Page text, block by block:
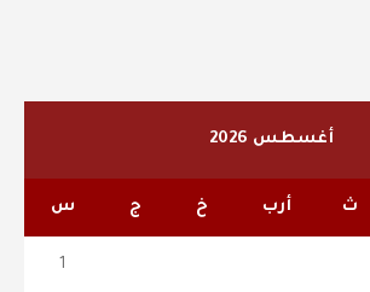
أغسطس 2026
ث أرب خ ج س
1